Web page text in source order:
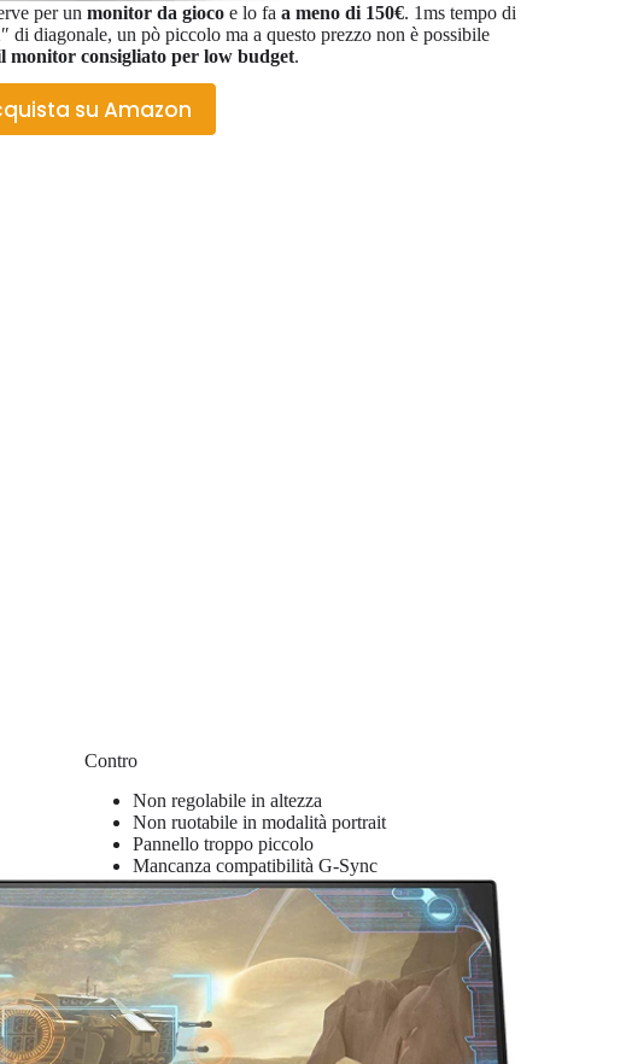
per un monitor da gioco e lo fa a meno di 150€. 1ms tempo di
di diagonale, un pò piccolo ma a questo prezzo non è possibile
monitor consigliato per low budget.
su Amazon
Contro
Non regolabile in altezza
Non ruotabile in modalità portrait
Pannello troppo piccolo
Mancanza compatibilità G-Sync